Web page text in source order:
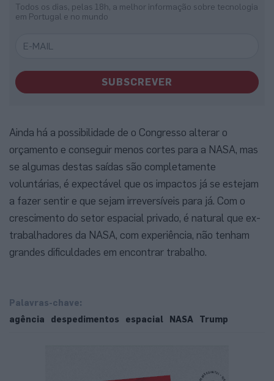
Todos os dias, pelas 18h, a melhor informação sobre tecnologia
em Portugal e no mundo
SUBSCREVER
Ainda há a possibilidade de o Congresso alterar o
orçamento e conseguir menos cortes para a NASA, mas
se algumas destas saídas são completamente
voluntárias, é expectável que os impactos já se estejam
a fazer sentir e que sejam irreversíveis para já. Com o
crescimento do setor espacial privado, é natural que ex-
trabalhadores da NASA, com experiência, não tenham
grandes dificuldades em encontrar trabalho.
Palavras-chave:
agência
despedimentos espacial NASA Trump